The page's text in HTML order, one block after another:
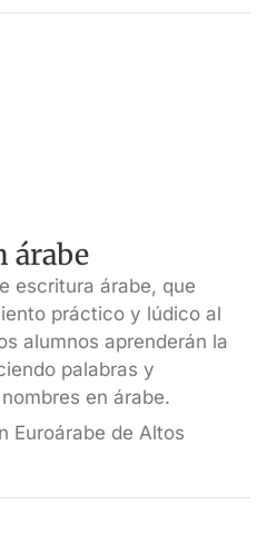
árabe
escritura árabe, que
práctico y lúdico al
alumnos aprenderán la
palabras y
en árabe.
Euroárabe de Altos